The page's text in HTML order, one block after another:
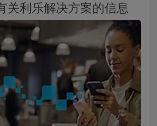
关利乐解决方案的信息